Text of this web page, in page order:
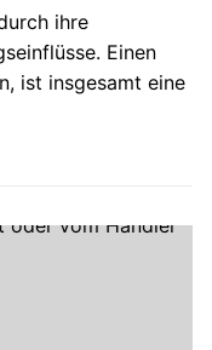
ihre
Einen
ist insgesamt eine